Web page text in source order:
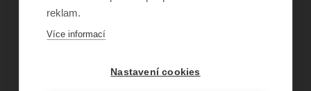
©Obecně prospěšná společnost Sirius
ISSN 1805-8876
reklam.
Více informací
Nastavení cookies